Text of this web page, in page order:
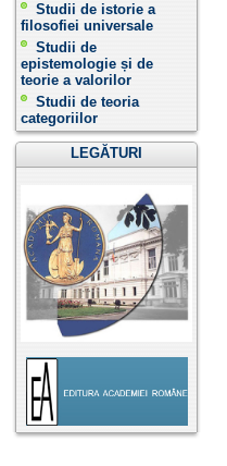
Studii de istorie a
filosofiei universale
Studii de
epistemologie și de
teorie a valorilor
Studii de teoria
categoriilor
LEGĂTURI